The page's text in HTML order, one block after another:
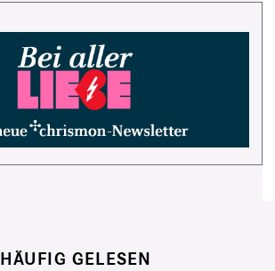
HÄUFIG GELESEN